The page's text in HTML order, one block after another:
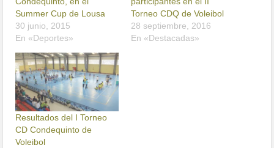
Summer Cup de Lousa
30 junio, 2015
En «Deportes»
Torneo CDQ de Voleibol
28 septiembre, 2016
En «Destacadas»
Resultados del I Torneo
CD Condequinto de
Voleibol